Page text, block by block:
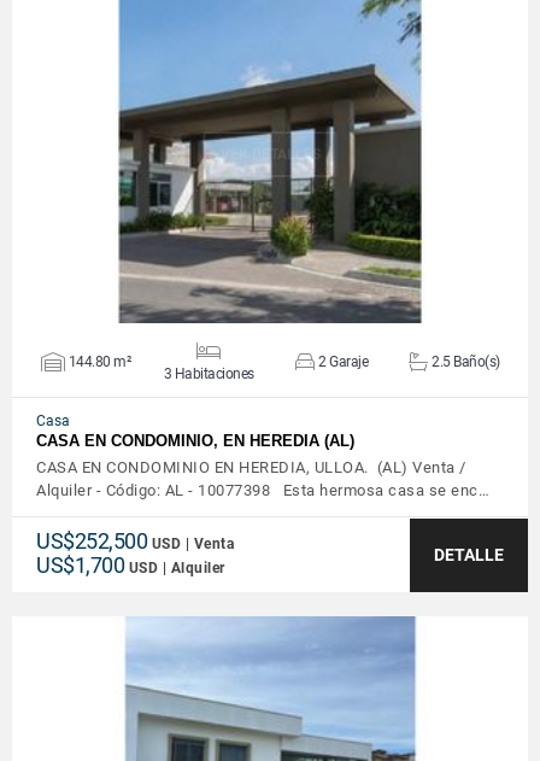
VER DETALLES
144.80 m²
3 Habitaciones
2 Garaje 2.5 Baño(s)
Casa
CASA EN CONDOMINIO, EN HEREDIA (AL)
CASA EN CONDOMINIO EN HEREDIA, ULLOA. (AL) Venta /
Alquiler - Código: AL - 10077398 Esta hermosa casa se enc…
US$252,500 USD | Venta
US$1,700 USD | Alquiler
DETALLE